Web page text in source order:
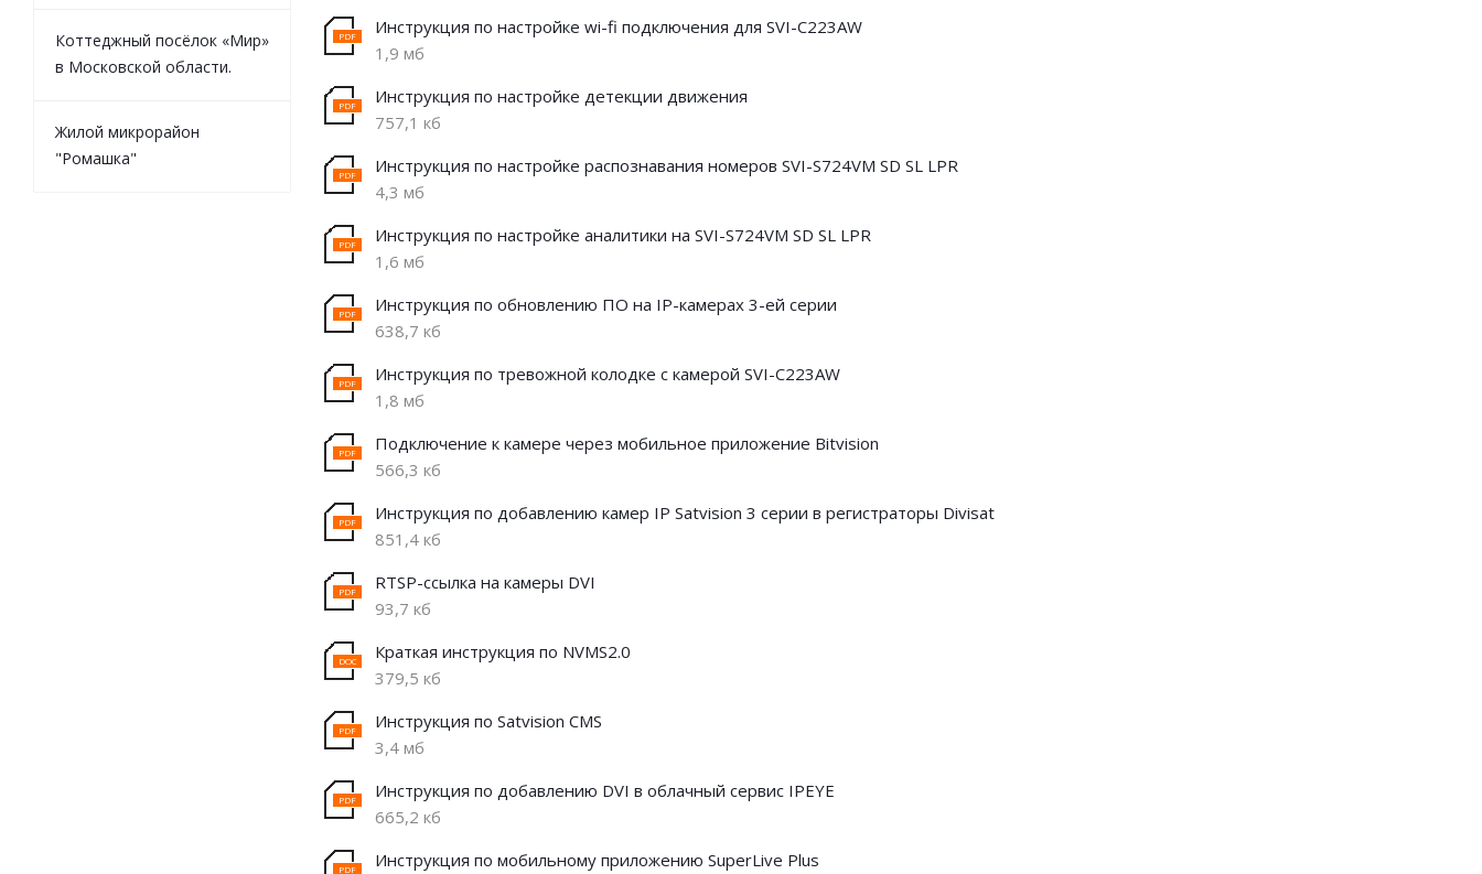
Инструкция по настройке wi-fi подключения для SVI-C223AW
1,9 мб
Инструкция по настройке детекции движения
757,1 кб
Инструкция по настройке распознавания номеров SVI-S724VM SD SL LPR
4,3 мб
Инструкция по настройке аналитики на SVI-S724VM SD SL LPR
1,6 мб
Инструкция по обновлению ПО на IP-камерах 3-ей серии
638,7 кб
Инструкция по тревожной колодке с камерой SVI-C223AW
1,8 мб
Подключение к камере через мобильное приложение Bitvision
566,3 кб
Инструкция по добавлению камер IP Satvision 3 серии в регистраторы Divisat
851,4 кб
RTSP-ссылка на камеры DVI
93,7 кб
Краткая инструкция по NVMS2.0
379,5 кб
Инструкция по Satvision CMS
3,4 мб
Инструкция по добавлению DVI в облачный сервис IPEYE
665,2 кб
Инструкция по мобильному приложению SuperLive Plus
Коттеджный посёлок «Мир»
в Московской области.
Жилой микрорайон
"Ромашка"